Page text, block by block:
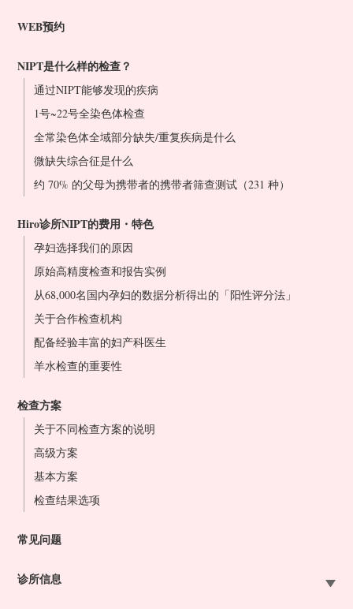
WEB预约
NIPT是什么样的检查？
通过NIPT能够发现的疾病
1号~22号全染色体检查
全常染色体全域部分缺失/重复疾病是什么
微缺失综合征是什么
约 70% 的父母为携带者的携带者筛查测试（231 种）
Hiro诊所NIPT的费用・特色
孕妇选择我们的原因
原始高精度检查和报告实例
从68,000名国内孕妇的数据分析得出的「阳性评分法」
关于合作检查机构
配备经验丰富的妇产科医生
羊水检查的重要性
检查方案
关于不同检查方案的说明
高级方案
基本方案
检查结果选项
常见问题
诊所信息